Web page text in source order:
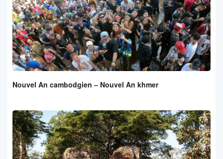
Nouvel An cambodgien – Nouvel An khmer